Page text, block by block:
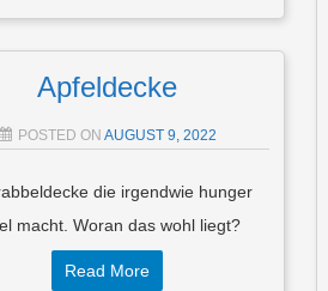
Apfeldecke
POSTED ON AUGUST 9, 2022
die irgendwie hunger
macht. Woran das wohl liegt?
Read More